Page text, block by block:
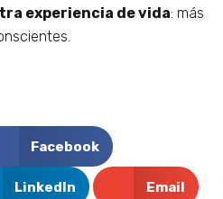
experiencia de vida: más
Facebook
LinkedIn Email